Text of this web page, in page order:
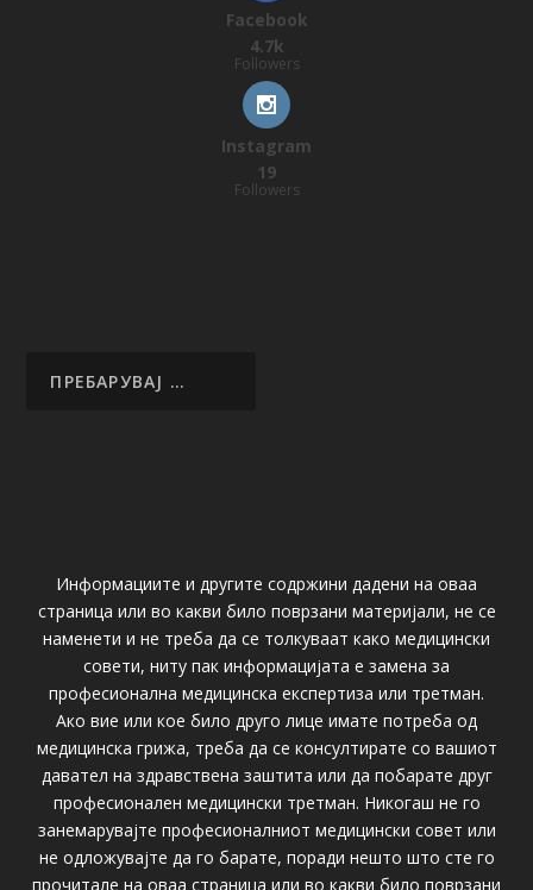
Facebook
4.7k
Followers
Instagram
19
Followers
Информациите и другите содржини дадени на оваа
страница или во какви било поврзани материјали, не се
наменети и не треба да се толкуваат како медицински
совети, ниту пак информацијата е замена за
професионална медицинска експертиза или третман.
Ако вие или кое било друго лице имате потреба од
медицинска грижа, треба да се консултирате со вашиот
давател на здравствена заштита или да побарате друг
професионален медицински третман. Никогаш не го
занемарувајте професионалниот медицински совет или
не одложувајте да го барате, поради нешто што сте го
прочитале на оваа страница или во какви било поврзани